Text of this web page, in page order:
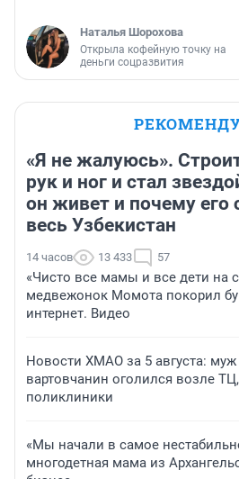
Наталья Шорохова
Открыла кофейную точку на
деньги соцразвития
«Я не жалуюсь».
рук и ног и стал
он живет и почему его
весь Узбекистан
14 часов 13 433 57
«Чисто все мамы и все дети на
медвежонок Момота покорил
интернет. Видео
Новости ХМАО за 5 августа: муж
вартовчанин оголился возле
поликлиники
«Мы начали в самое
многодетная мама из